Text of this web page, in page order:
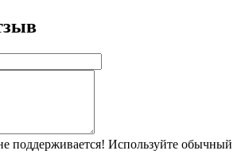
поддерживается! Используйте обычный